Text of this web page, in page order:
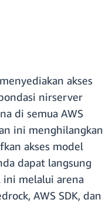
akses
nirserver
di semua AWS
ini menghilangkan
akses model
dapat langsung
ini melalui arena
AWS SDK, dan